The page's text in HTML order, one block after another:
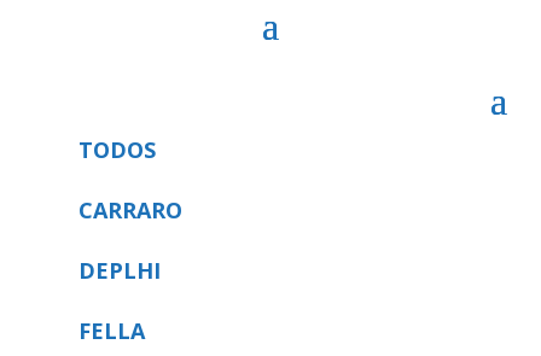
TODOS
CARRARO
DEPLHI
FELLA